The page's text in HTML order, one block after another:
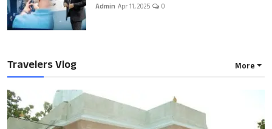
Admin Apr 11, 2025 0
Travelers Vlog More